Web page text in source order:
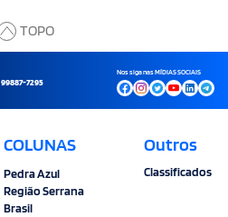
TOPO
99887-7295
Nos siga nas MÍDIAS SOCIAIS
COLUNAS
Pedra Azul
Região Serrana
Brasil
Outros
Classificados